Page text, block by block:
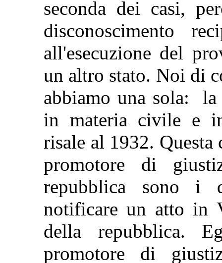
seconda dei casi,
disconoscimento
all'esecuzione del
un altro stato. Noi di
abbiamo una sola:
in materia civile e
risale al 1932.
promotore di
repubblica sono i
notificare un atto in
della repubblica.
promotore di